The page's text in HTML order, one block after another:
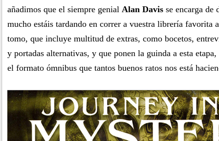
añadimos que el siempre genial Alan Davis se encarga de
mucho estáis tardando en correr a vuestra librería favorita
tomo, que incluye multitud de extras, como bocetos,
y portadas alternativas, y que ponen la guinda a esta
el formato ómnibus que tantos buenos ratos nos está